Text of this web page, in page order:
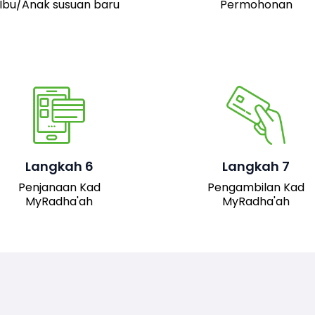
Ibu/Anak susuan baru
Permohonan
Langkah 6
Penjanaan Kad
MyRadha'ah
Setelah permohonan
akan dijana.
Langkah 7
Pengambilan Kad
MyRadha'ah
Pemohon boleh hadir ke
pejabat JAIS untuk
mengambil kad fizikal
MyRadha’ah. Selain itu,
pemohon juga boleh
turun versi digital kad
sistem untuk
kemudahan akses.